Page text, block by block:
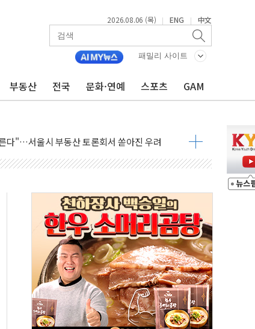
2026.08.06 (목) | ENG | 中文
패밀리 사이트
부동산 전국 문화·연예 스포츠 GAM
시내버스 등 3중 추돌·1명 부상
향 공감...현장 목소리 반영되길"
리서 개막
회의"…주택 공급 방안 논의한다
고령층엔 안정을"…세대상생 일자리 특위 출범
증가…역대 2분기 최대 실적
률 40%로 높인다…2040 RE100 속도
위기종 밀수 조직 적발
세대와 전통문화 소통 자리, 꾸준히 만들겠다"
어린이정원 활용 놓고 충돌 예고
부' 법원에 기업회생 신청
GAM - 맛보기편 (8/6)